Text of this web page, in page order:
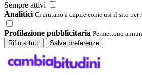
Sempre attivi
Analitici Ci aiutano a capire come usi il sito per
Profilazione pubblicitaria Permettono
Rifiuta tutti
Salva preferenze